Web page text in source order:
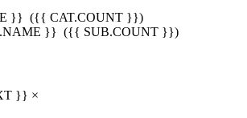
}} ({{ CAT.COUNT }})
}} ({{ SUB.COUNT }})
}} ×